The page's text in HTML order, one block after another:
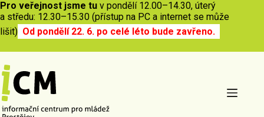
Pro veřejnost jsme tu v pondělí 12.00–14.30, úterý
a středu: 12.30–15.30 (přístup na PC a internet se může
lišit) Od pondělí 22. 6. po celé léto bude zavřeno.